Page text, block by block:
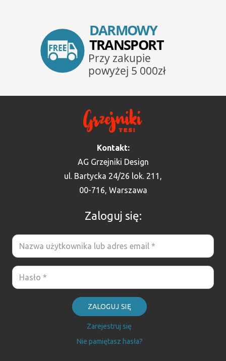
Kontakt:
AG Grzejniki Design
ul. Bartycka 24/26 lok. 211,
00-716, Warszawa
Zaloguj się:
ZALOGUJ SIĘ
Zarejestruj się
Nie pamiętasz hasła?